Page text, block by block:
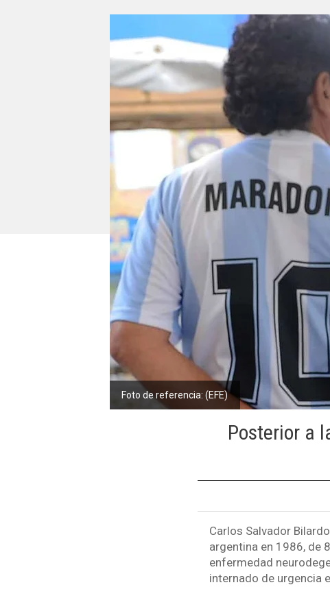
Foto de referencia: (EFE)
Posterior a
Carlos Salvador
argentina en 1986, de
enfermedad
internado de urgencia